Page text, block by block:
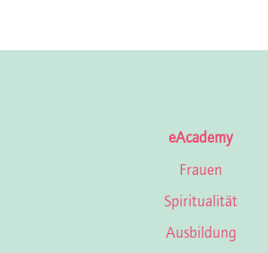
eAcademy
Frauen
Spiritualität
Ausbildung